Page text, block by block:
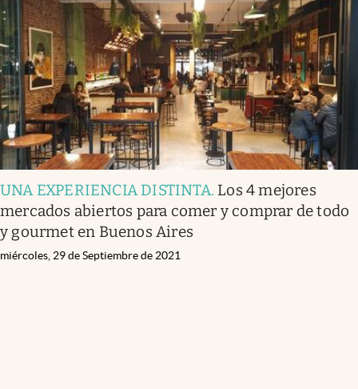
UNA EXPERIENCIA DISTINTA. Los 4 mejores
mercados abiertos para comer y comprar de todo
y gourmet en Buenos Aires
miércoles, 29 de Septiembre de 2021